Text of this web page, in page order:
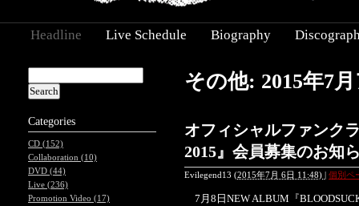
Headline Live Schedule Biography
その他: 2015年7
オフィシャルファンク
2015』会員募集のお知
Evilegend13 (2015年7月 6日 11:48) | 個別ペ
7月8日NEW ALBUM『
Categories
CD (152)
Collaboration (10)
DVD (44)
Live (236)
Promotion Video (17)